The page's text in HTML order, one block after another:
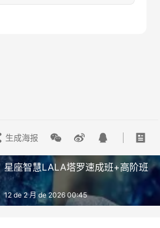
生成海报
星座智慧LALA塔罗速成班+高阶班
12 de 2 月 de 2026 00:45